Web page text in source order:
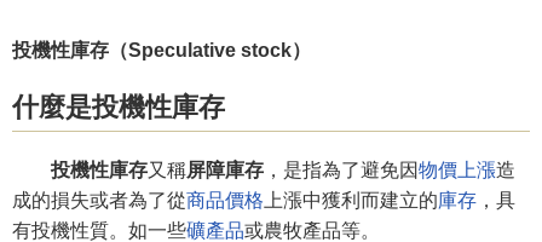
投機性庫存（Speculative stock）
什麼是投機性庫存
投機性庫存又稱屏障庫存 ，是指為了避免因物價上漲造
成的損失或者為了從商品價格 上漲中獲利而建立的庫存 ，具
有投機性質。如一些礦產品或農牧產品等。